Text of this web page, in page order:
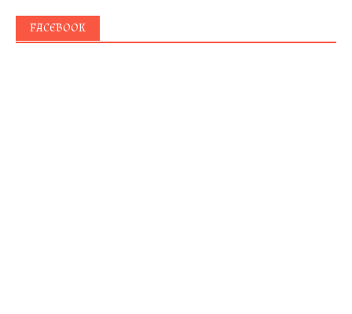
FACEBOOK